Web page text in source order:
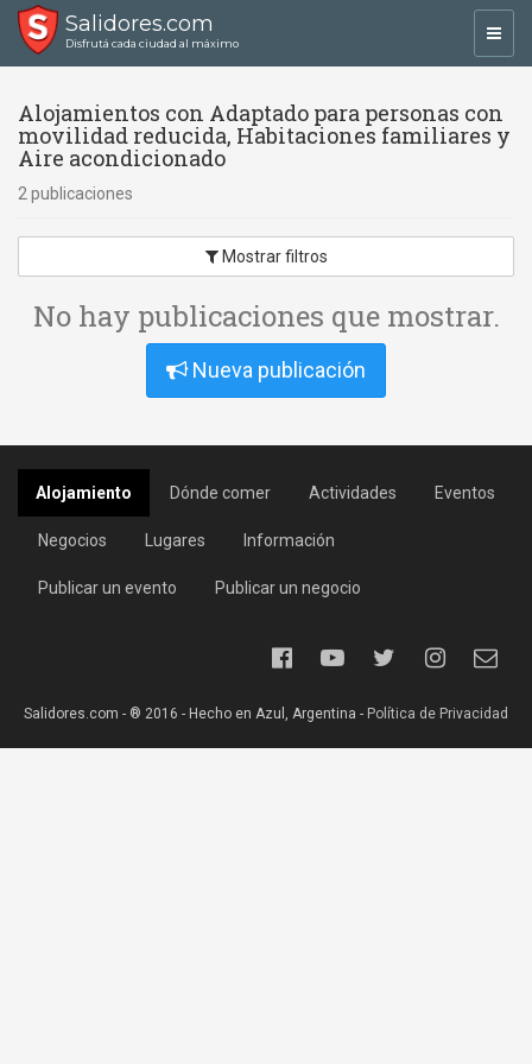
Salidores.com
Disfrutá cada ciudad al máximo
Alojamientos con Adaptado para personas con
movilidad reducida, Habitaciones familiares y
Aire acondicionado
2 publicaciones
Mostrar filtros
No hay publicaciones que mostrar.
Nueva publicación
Alojamiento Dónde comer Actividades Eventos
Negocios Lugares Información
Publicar un evento Publicar un negocio
Salidores.com - ® 2016 - Hecho en Azul, Argentina - Política de Privacidad